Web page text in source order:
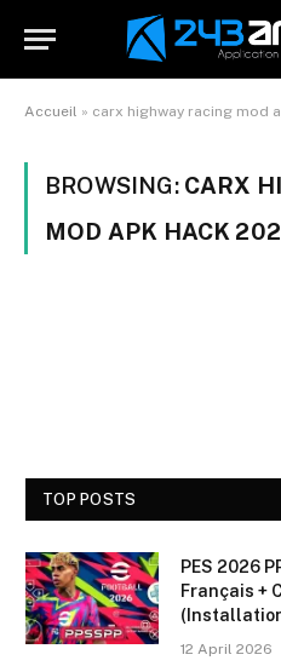
Accueil » carx highway racing mod
BROWSING: CARX
MOD APK HACK
TOP POSTS
PES 2026
Français +
12 April 2026